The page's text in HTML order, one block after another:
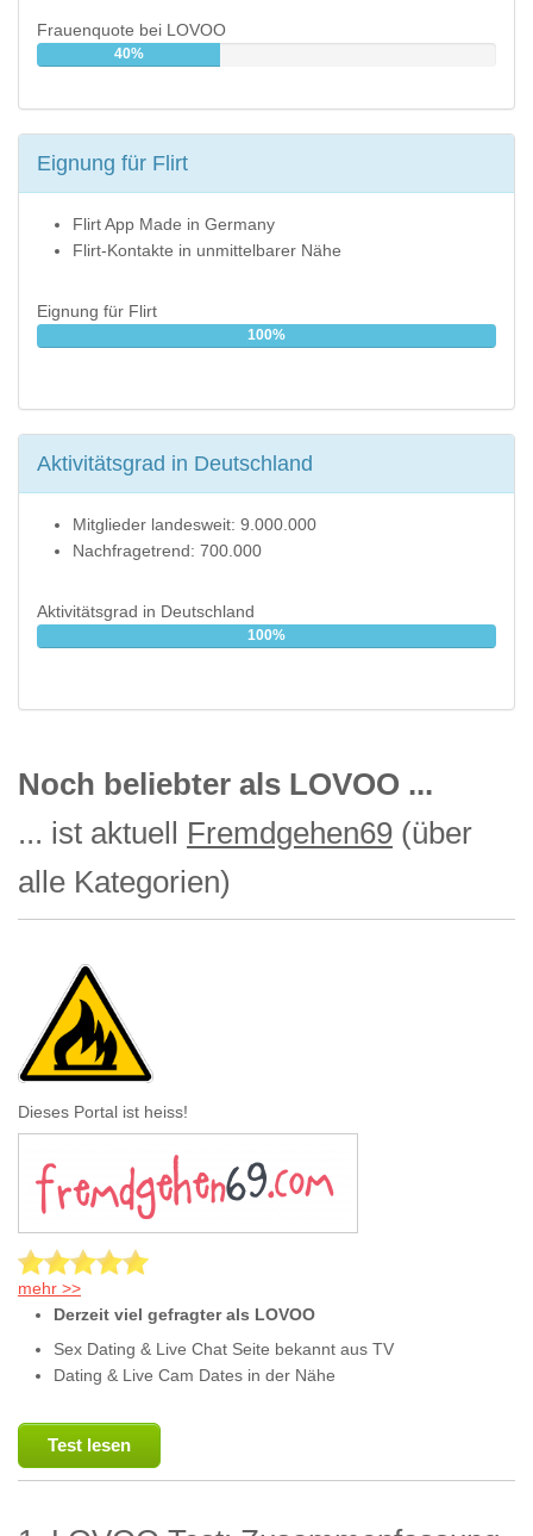
Frauenquote bei LOVOO
40%
Eignung für Flirt
Flirt App Made in Germany
Flirt-Kontakte in unmittelbarer Nähe
Eignung für Flirt
100%
Aktivitätsgrad in Deutschland
Mitglieder landesweit: 9.000.000
Nachfragetrend: 700.000
Aktivitätsgrad in Deutschland
100%
Noch beliebter als LOVOO ...
... ist aktuell Fremdgehen69 (über
alle Kategorien)
Dieses Portal ist heiss!
mehr >>
Derzeit viel gefragter als LOVOO
Sex Dating & Live Chat Seite bekannt aus TV
Dating & Live Cam Dates in der Nähe
Test lesen